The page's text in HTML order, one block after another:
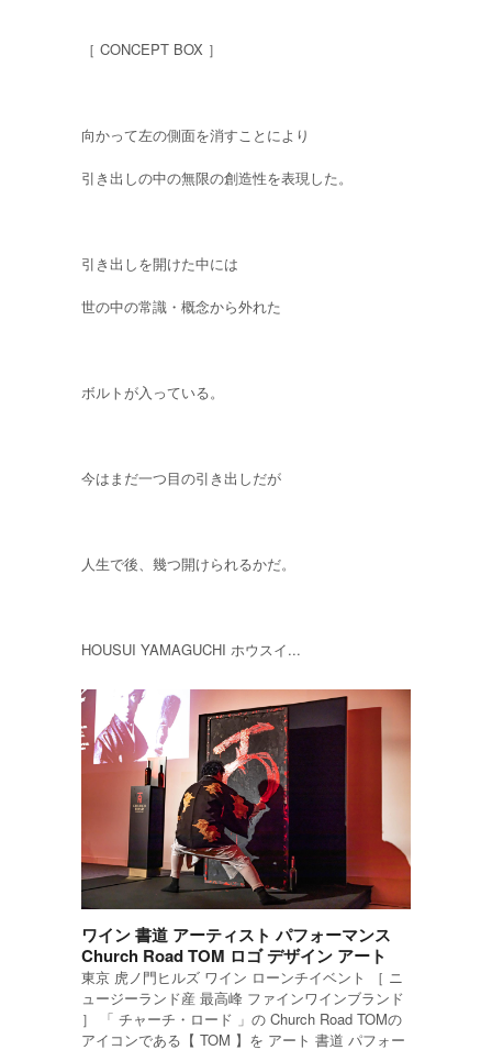
［ CONCEPT BOX ］
向かって左の側面を消すことにより
引き出しの中の無限の創造性を表現した。
引き出しを開けた中には
世の中の常識・概念から外れた
ボルトが入っている。
今はまだ一つ目の引き出しだが
人生で後、幾つ開けられるかだ。
HOUSUI YAMAGUCHI ホウスイ...
ワイン 書道 アーティスト パフォーマンス
Church Road TOM ロゴ デザイン アート
東京 虎ノ門ヒルズ ワイン ローンチイベント ［ ニ
ュージーランド産 最高峰 ファインワインブランド
］ 「 チャーチ・ロード 」の Church Road TOMの
アイコンである【 TOM 】を アート 書道 パフォー